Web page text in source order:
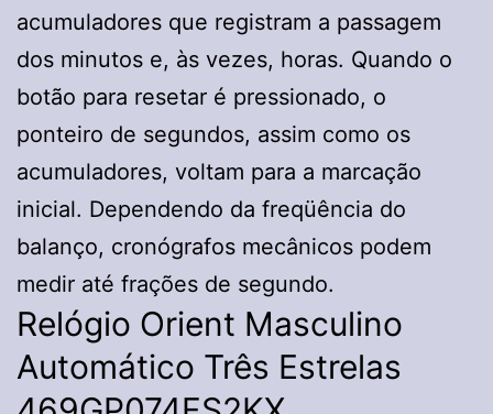
acumuladores que registram a passagem
dos minutos e, às vezes, horas. Quando o
botão para resetar é pressionado, o
ponteiro de segundos, assim como os
acumuladores, voltam para a marcação
inicial. Dependendo da freqüência do
balanço, cronógrafos mecânicos podem
medir até frações de segundo.
Relógio Orient Masculino
Automático Três Estrelas